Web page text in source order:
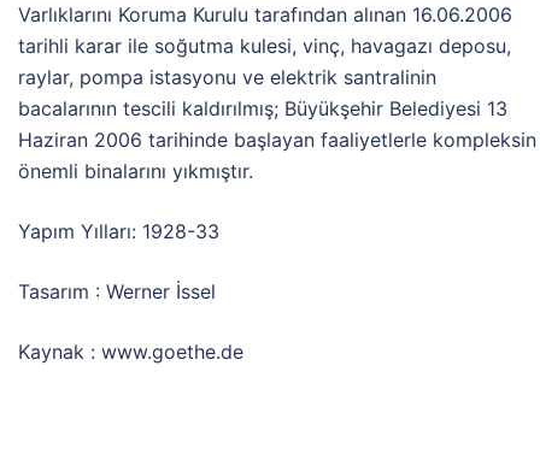
Varlıklarını Koruma Kurulu tarafından alınan 16.06.2006
tarihli karar ile soğutma kulesi, vinç, havagazı deposu,
raylar, pompa istasyonu ve elektrik santralinin
bacalarının tescili kaldırılmış; Büyükşehir Belediyesi 13
Haziran 2006 tarihinde başlayan faaliyetlerle kompleksin
önemli binalarını yıkmıştır.
Yapım Yılları: 1928-33
Tasarım : Werner İssel
Kaynak : www.goethe.de